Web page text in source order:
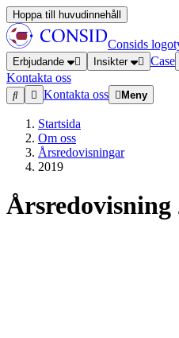
Hoppa till huvudinnehåll
Consids
Erbjudande Insikter Case
Kontakta oss
Kontakta oss
Meny
Startsida
Om oss
Årsredovisningar
2019
Årsredovisning